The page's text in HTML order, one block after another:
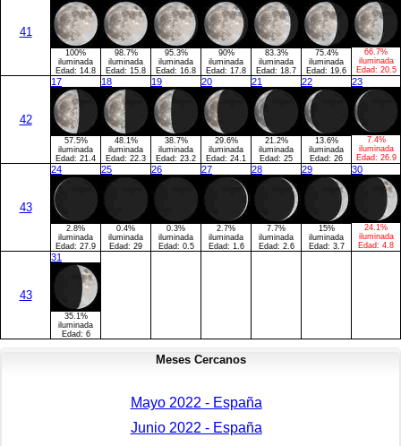
41
100%
iluminada
Edad: 14.8
98.7%
iluminada
Edad: 15.8
95.3%
iluminada
Edad: 16.8
90%
iluminada
Edad: 17.8
83.3%
iluminada
Edad: 18.7
75.4%
iluminada
Edad: 19.6
66.7%
iluminada
Edad: 20.5
42
17
57.5%
iluminada
Edad: 21.4
18
48.1%
iluminada
Edad: 22.3
19
38.7%
iluminada
Edad: 23.2
20
29.6%
iluminada
Edad: 24.1
21
21.2%
iluminada
Edad: 25
22
13.6%
iluminada
Edad: 26
23
7.4%
iluminada
Edad: 26.9
43
24
2.8%
iluminada
Edad: 27.9
25
0.4%
iluminada
Edad: 29
26
0.3%
iluminada
Edad: 0.5
27
2.7%
iluminada
Edad: 1.6
28
7.7%
iluminada
Edad: 2.6
29
15%
iluminada
Edad: 3.7
30
24.1%
iluminada
Edad: 4.8
43
31
35.1%
iluminada
Edad: 6
Meses Cercanos
Mayo 2022 - España
Junio 2022 - España